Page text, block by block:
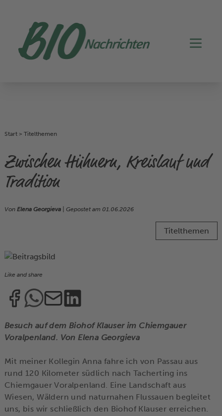
Start > Titelthemen
Zwischen Hühnern, Kreislauf und
Tradition
Von Elena Georgieva| Gepostet am 01.06.2026
Titelthemen
Like and share
Besuch auf dem Biohof Klauser im Chiemgauer
Voralpenland. Von Elena Georgieva
Mit meiner Kollegin Anna fahre ich von Passau aus
rund 120 Kilometer südlich nach Tacherting ins
Chiemgauer Voralpenland. Eine Landschaft aus
Wiesen, Wäldern und naturnahen Flussauen begleitet
uns, bis wir schließlich den Biohof Klauser erreichen.